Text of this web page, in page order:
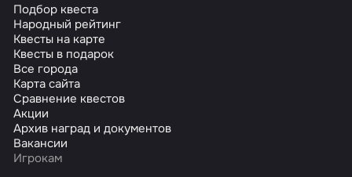
Подбор квеста
Народный рейтинг
Квесты на карте
Квесты в подарок
Все города
Карта сайта
Сравнение квестов
Акции
Архив наград и документов
Вакансии
Игрокам